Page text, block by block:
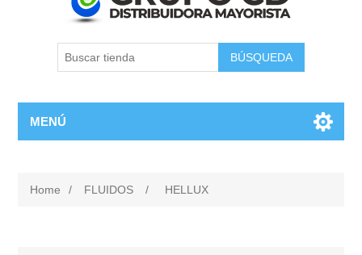
MENÚ
Home / FLUIDOS / HELLUX